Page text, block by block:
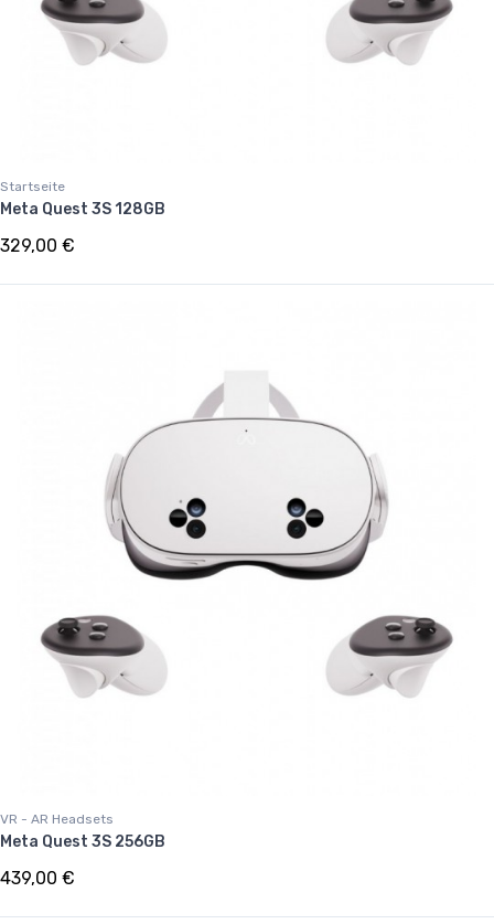
Startseite
Meta Quest 3S 128GB
329,00 €
VR - AR Headsets
Meta Quest 3S 256GB
439,00 €